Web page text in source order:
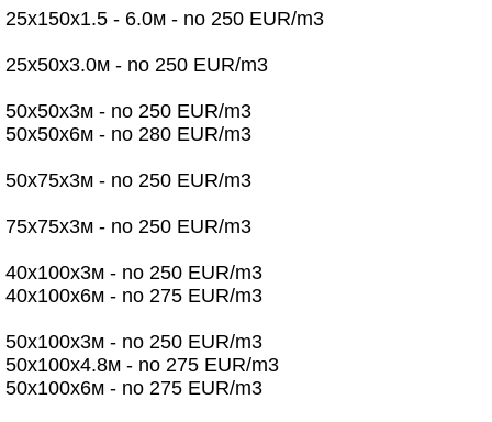
25х150х1.5 - 6.0м - no 250 EUR/m3
25х50х3.0м - no 250 EUR/m3
50х50х3м - no 250 EUR/m3
50х50х6м - no 280 EUR/m3
50х75х3м - no 250 EUR/m3
75x75х3м - no 250 EUR/m3
40х100х3м - no 250 EUR/m3
40х100х6м - no 275 EUR/m3
50х100х3м - no 250 EUR/m3
50х100х4.8м - no 275 EUR/m3
50х100х6м - no 275 EUR/m3